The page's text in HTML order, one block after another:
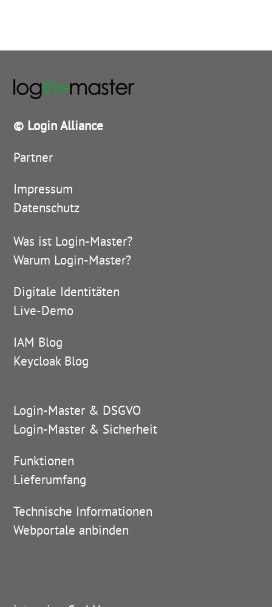
© Login Alliance
Partner
Impressum
Datenschutz
Was ist Login-Master?
Warum Login-Master?
Digitale Identitäten
Live-Demo
IAM Blog
Keycloak Blog
Login-Master & DSGVO
Login-Master & Sicherheit
Funktionen
Lieferumfang
Technische Informationen
Webportale anbinden